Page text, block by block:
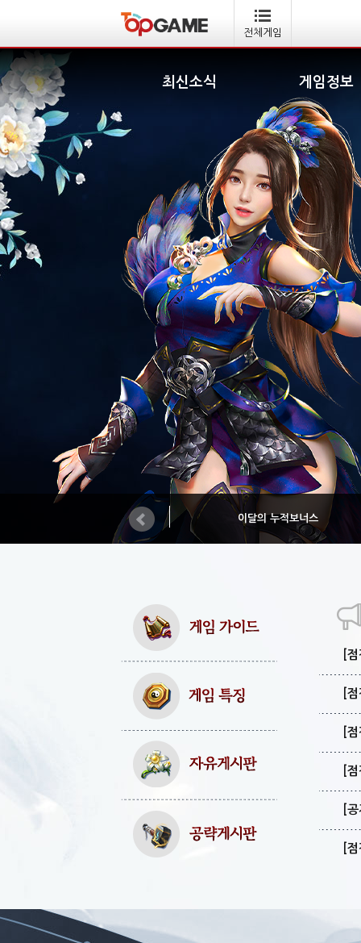
전체게임
최신소식 게임정보
이달의 누적보너스
[
[
[
[
[
[